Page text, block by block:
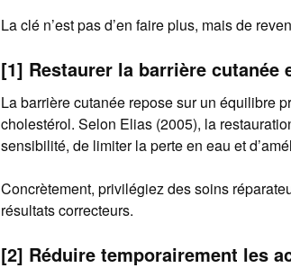
La clé n’est pas d’en faire plus, mais de
[1] Restaurer la barrière cutanée
La barrière cutanée repose sur un équilibre
cholestérol. Selon Elias (2005), la
sensibilité, de limiter la perte en eau et
Concrètement, privilégiez des soins
résultats correcteurs.
[2] Réduire temporairement les